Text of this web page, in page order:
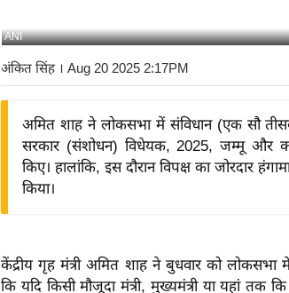
ANI
अंकित सिंह। Aug 20 2025 2:17PM
अमित शाह ने लोकसभा में संविधान (एक सौ
सरकार (संशोधन) विधेयक, 2025, जम्मू और
किए। हालांकि, इस दौरान विपक्ष का जोरदार
किया।
केंद्रीय गृह मंत्री अमित शाह ने बुधवार को लोकसभा
कि यदि किसी मौजूदा मंत्री, मुख्यमंत्री या यहां तक